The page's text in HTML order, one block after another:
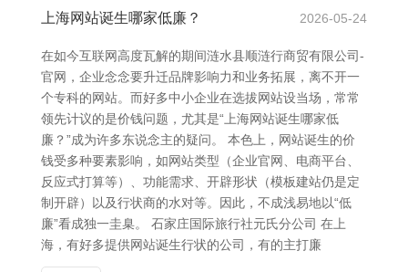
上海网站诞生哪家低廉？ 2026-05-24
在如今互联网高度瓦解的期间涟水县顺涟行商贸有限公司-
官网，企业念念要升迁品牌影响力和业务拓展，离不开一
个专科的网站。而好多中小企业在选拔网站设当场，常常
领先计议的是价钱问题，尤其是“上海网站诞生哪家低
廉？”成为许多东说念主的疑问。 本色上，网站诞生的价
钱受多种要素影响，如网站类型（企业官网、电商平台、
反应式打算等）、功能需求、开辟形状（模板建站仍是定
制开辟）以及行状商的水对等。因此，不成浅易地以“低
廉”看成独一圭臬。 石家庄国际旅行社元氏分公司 在上
海，有好多提供网站诞生行状的公司，有的主打廉